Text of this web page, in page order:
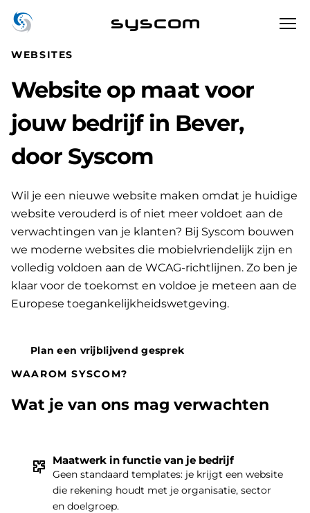
syscom
|
WEBSITES
Website op maat voor
jouw bedrijf in Bever,
door Syscom
Wil je een nieuwe website maken omdat je huidige
website verouderd is of niet meer voldoet aan de
verwachtingen van je klanten? Bij Syscom bouwen
we moderne websites die mobielvriendelijk zijn en
volledig voldoen aan de WCAG-richtlijnen. Zo ben je
klaar voor de toekomst en voldoe je meteen aan de
Europese toegankelijkheidswetgeving.
Plan een vrijblijvend gesprek
WAAROM SYSCOM?
Wat je van ons mag verwachten
Maatwerk in functie van je bedrijf
Geen standaard templates: je krijgt een website
die rekening houdt met je organisatie, sector
en doelgroep.